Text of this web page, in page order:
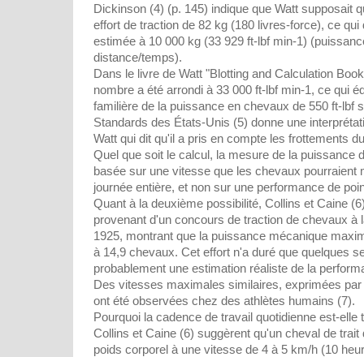
Dickinson (4) (p. 145) indique que Watt supposait
effort de traction de 82 kg (180 livres-force), ce qui
estimée à 10 000 kg (33 929 ft-lbf min-1)
distance/temps).
Dans le livre de Watt "Blotting and Calculation
nombre a été arrondi à 33 000 ft-lbf min-1, ce qui
familière de la puissance en chevaux de 550 ft-lbf
Standards des États-Unis (5) donne une
Watt qui dit qu'il a pris en compte les frottements
Quel que soit le calcul, la mesure de la puissance
basée sur une vitesse que les chevaux pourraient
journée entière, et non sur une performance de
Quant à la deuxième possibilité, Collins et Caine
provenant d'un concours de traction de chevaux à
1925, montrant que la puissance mécanique
à 14,9 chevaux. Cet effort n'a duré que quelques
probablement une estimation réaliste de la
Des vitesses maximales similaires, exprimées
ont été observées chez des athlètes humains (7).
Pourquoi la cadence de travail quotidienne est-elle
Collins et Caine (6) suggèrent qu'un cheval de
poids corporel à une vitesse de 4 à 5 km/h (10